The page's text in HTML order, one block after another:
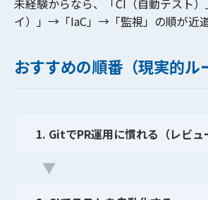
未経験からなら、
「CI（自動テスト
イ）」→「IaC」→「監視」 の順が近
おすすめの順番（現実的ル
1. GitでPR運用に慣れる（レビュ
▼